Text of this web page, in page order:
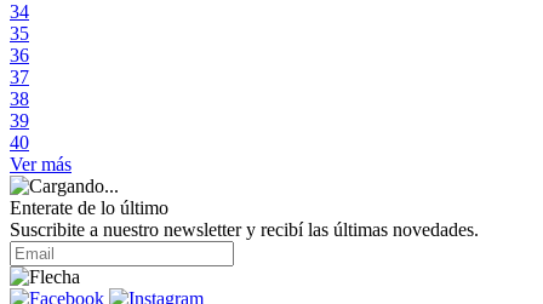
34
35
36
37
38
39
40
Ver más
Enterate de lo último
Suscribite a nuestro newsletter y recibí las últimas novedades.